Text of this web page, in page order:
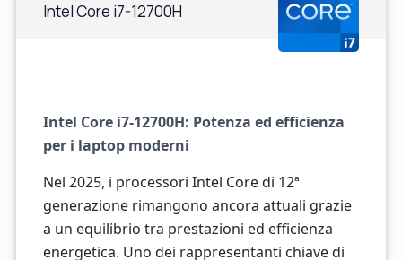
Intel Core i7-12700H
Intel Core i7-12700H: Potenza ed efficienza
per i laptop moderni
Nel 2025, i processori Intel Core di 12ª
generazione rimangono ancora attuali grazie
a un equilibrio tra prestazioni ed efficienza
energetica. Uno dei rappresentanti chiave di